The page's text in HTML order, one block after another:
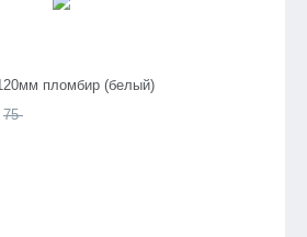
пломбир (белый)
75